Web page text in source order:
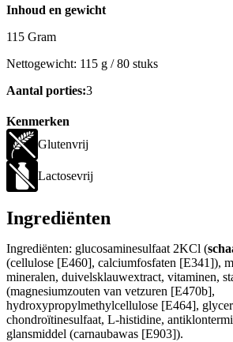
Inhoud en gewicht
115 Gram
Nettogewicht: 115 g / 80 stuks
Aantal porties:3
Kenmerken
Glutenvrij
Lactosevrij
Ingrediënten
Ingrediënten: glucosaminesulfaat 2KCl (
(cellulose [E460], calciumfosfaten [E341]),
mineralen, duivelsklauwextract, vitaminen,
(magnesiumzouten van vetzuren [E470b],
hydroxypropylmethylcellulose [E464],
chondroïtinesulfaat, L-histidine,
glansmiddel (carnaubawas [E903]).